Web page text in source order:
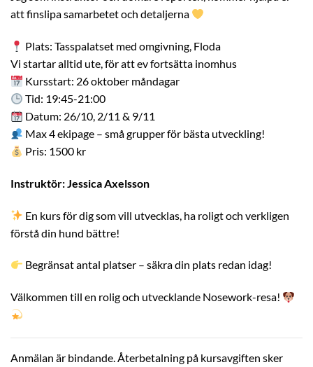
att finslipa samarbetet och detaljerna
Plats: Tasspalatset med omgivning, Floda
Vi startar alltid ute, för att ev fortsätta inomhus
Kursstart: 26 oktober måndagar
Tid: 19:45-21:00
Datum: 26/10, 2/11 & 9/11
Max 4 ekipage – små grupper för bästa utveckling!
Pris: 1500 kr
Instruktör: Jessica Axelsson
En kurs för dig som vill utvecklas, ha roligt och verkligen
förstå din hund bättre!
Begränsat antal platser – säkra din plats redan idag!
Välkommen till en rolig och utvecklande Nosework-resa!
Anmälan är bindande. Återbetalning på kursavgiften sker